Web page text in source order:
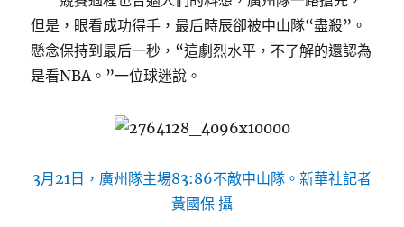
但是，眼看成功得手，最后時辰卻被中山隊“盡殺”。
懸念保持到最后一秒，“這劇烈水平，不了解的還認為
是看NBA。”一位球迷說。
3月21日，廣州隊主場83:86不敵中山隊。新華社記者
黃國保 攝